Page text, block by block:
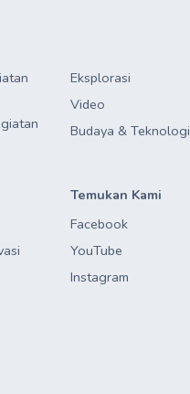
Eksplorasi
Video
Budaya & Teknologi
Temukan Kami
Facebook
YouTube
Instagram